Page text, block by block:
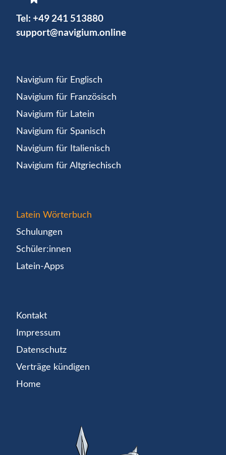
Tel: +49 241 513880
support@navigium.online
Navigium für Englisch
Navigium für Französisch
Navigium für Latein
Navigium für Spanisch
Navigium für Italienisch
Navigium für Altgriechisch
Latein Wörterbuch
Schulungen
Schüler:innen
Latein-Apps
Kontakt
Impressum
Datenschutz
Verträge kündigen
Home